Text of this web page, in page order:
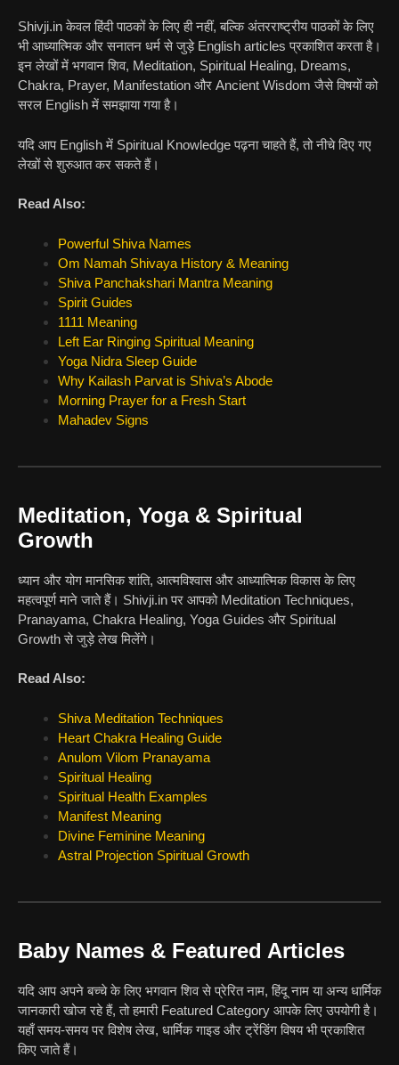
Shivji.in केवल हिंदी पाठकों के लिए ही नहीं, बल्कि अंतरराष्ट्रीय पाठकों के लिए
भी आध्यात्मिक और सनातन धर्म से जुड़े English articles प्रकाशित करता है।
इन लेखों में भगवान शिव, Meditation, Spiritual Healing, Dreams,
Chakra, Prayer, Manifestation और Ancient Wisdom जैसे विषयों को
सरल English में समझाया गया है।
यदि आप English में Spiritual Knowledge पढ़ना चाहते हैं, तो नीचे दिए गए
लेखों से शुरुआत कर सकते हैं।
Read Also:
Powerful Shiva Names
Om Namah Shivaya History & Meaning
Shiva Panchakshari Mantra Meaning
Spirit Guides
1111 Meaning
Left Ear Ringing Spiritual Meaning
Yoga Nidra Sleep Guide
Why Kailash Parvat is Shiva’s Abode
Morning Prayer for a Fresh Start
Mahadev Signs
Meditation, Yoga & Spiritual
Growth
ध्यान और योग मानसिक शांति, आत्मविश्वास और आध्यात्मिक विकास के लिए
महत्वपूर्ण माने जाते हैं। Shivji.in पर आपको Meditation Techniques,
Pranayama, Chakra Healing, Yoga Guides और Spiritual
Growth से जुड़े लेख मिलेंगे।
Read Also:
Shiva Meditation Techniques
Heart Chakra Healing Guide
Anulom Vilom Pranayama
Spiritual Healing
Spiritual Health Examples
Manifest Meaning
Divine Feminine Meaning
Astral Projection Spiritual Growth
Baby Names & Featured Articles
यदि आप अपने बच्चे के लिए भगवान शिव से प्रेरित नाम, हिंदू नाम या अन्य धार्मिक
जानकारी खोज रहे हैं, तो हमारी Featured Category आपके लिए उपयोगी है।
यहाँ समय-समय पर विशेष लेख, धार्मिक गाइड और ट्रेंडिंग विषय भी प्रकाशित
किए जाते हैं।